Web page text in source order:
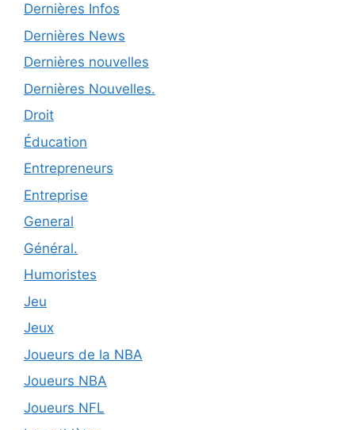
Dernières Infos
Dernières News
Dernières nouvelles
Dernières Nouvelles.
Droit
Éducation
Entrepreneurs
Entreprise
General
Général.
Humoristes
Jeu
Jeux
Joueurs de la NBA
Joueurs NBA
Joueurs NFL